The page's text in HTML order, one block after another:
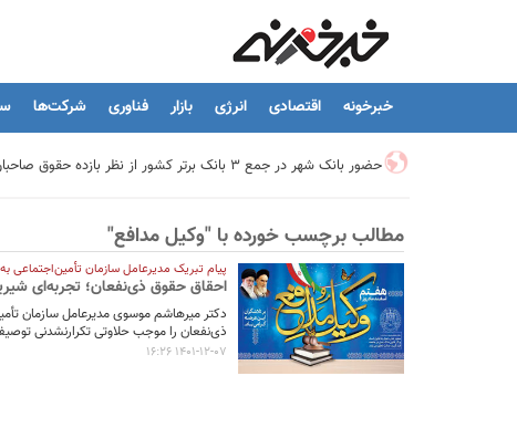
خبرخونه اقتصادی انرژی بازار فناوری شرکت‌ها
حضور بانک شهر در جمع ۳ بانک برتر کشور از نظر بازده حقوق صاحبان سهام
تیما، محصول جدید بانك ملت؛ ابزاری برای كمك به مدیریت مالی
توسعه درمانگاه فوق تخصصی بیمارستان بهارلو با حمایت بانک
هشدار نایب رئیس اتحادیه املاک: فروش متری مسکن می‌تواند
مطالب برچسب خورده با "وکیل مدافع"
پیام تبریک مدیرعامل سازمان تأمین‌اجتماعی
احقاق حقوق ذی‌نفعان؛ تجربه‌ای
دکتر میرهاشم موسوی مدیرعامل سازمان
ذی‌نفعان را موجب حلاوتی تکرارنشدنی
1401-12-07 16:26